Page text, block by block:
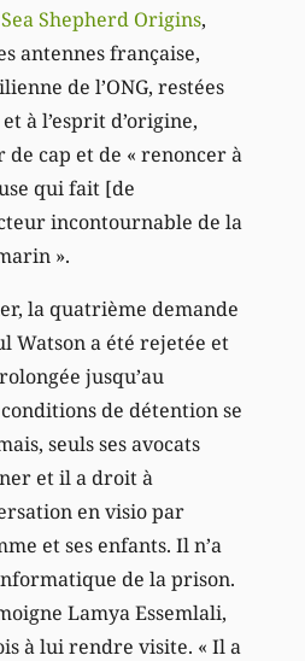
Shepherd Origins,
antennes française,
de l’ONG, restées
à l’esprit d’origine,
cap et de « renoncer à
qui fait [de
incontournable de la
».
la quatrième demande
Watson a été rejetée et
jusqu’au
de détention se
seuls ses avocats
et il a droit à
en visio par
et ses enfants. Il n’a
de la prison.
Lamya Essemlali,
à lui rendre visite. « Il a